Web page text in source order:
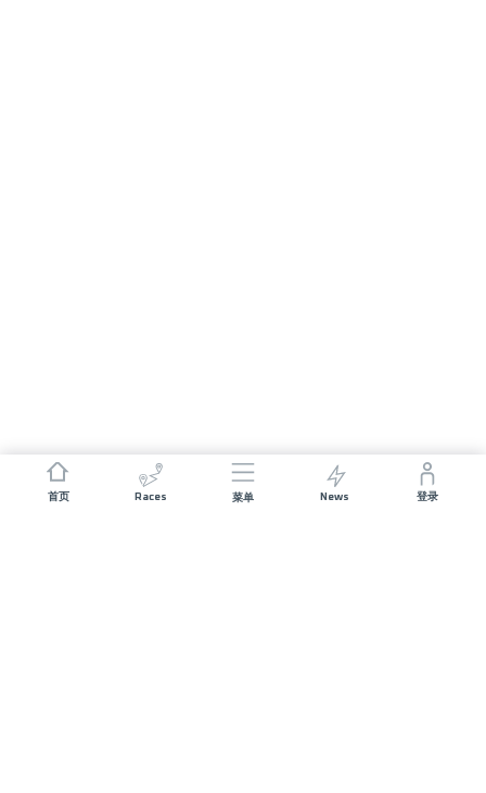
首页 Races 菜单 News 登录